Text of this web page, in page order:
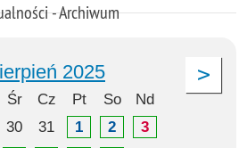
- Archiwum
2025
Śr Cz Pt So
Nd
30 31 1 2
3